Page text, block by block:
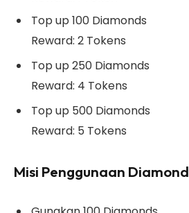
Top up 100 Diamonds
Reward: 2 Tokens
Top up 250 Diamonds
Reward: 4 Tokens
Top up 500 Diamonds
Reward: 5 Tokens
Misi Penggunaan Diamond